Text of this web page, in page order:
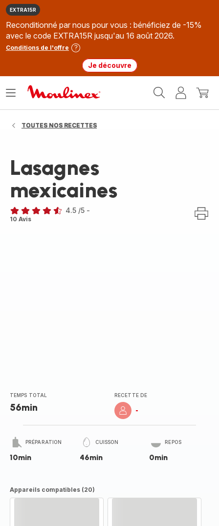
EXTRA15R
Reconditionné par nous pour vous : bénéficiez de -15%
avec le code EXTRA15R jusqu'au 16 août 2026.
Conditions de l'offre
Je découvre
MonMon
Ouvrir
TOUTES NOS RECETTES
Lasagnes
mexicaines
ratings.4.5
4.5 /5 -
10 Avis
TEMPS TOTAL
56min
RECETTE DE
-
PRÉPARATION
10min
CUISSON
46min
REPOS
0min
Appareils compatibles (20)